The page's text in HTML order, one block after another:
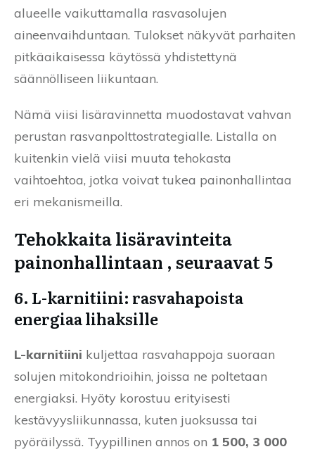
alueelle vaikuttamalla rasvasolujen
aineenvaihduntaan. Tulokset näkyvät parhaiten
pitkäaikaisessa käytössä yhdistettynä
säännölliseen liikuntaan.
Nämä viisi lisäravinnetta muodostavat vahvan
perustan rasvanpolttostrategialle. Listalla on
kuitenkin vielä viisi muuta tehokasta
vaihtoehtoa, jotka voivat tukea painonhallintaa
eri mekanismeilla.
Tehokkaita lisäravinteita
painonhallintaan , seuraavat 5
6. L-karnitiini: rasvahapoista
energiaa lihaksille
L-karnitiini kuljettaa rasvahappoja suoraan
solujen mitokondrioihin, joissa ne poltetaan
energiaksi. Hyöty korostuu erityisesti
kestävyysliikunnassa, kuten juoksussa tai
pyöräilyssä. Tyypillinen annos on 1 500, 3 000